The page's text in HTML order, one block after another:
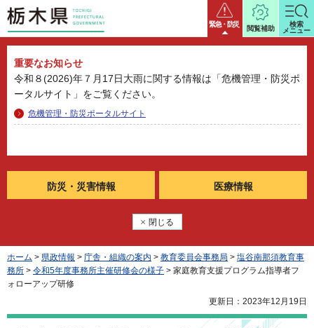
栃木県 緊急・防災
重要なお知らせ
令和８(2026)年７月17日大雨に関する情報は「危機管理・防災ポ
ータルサイト」をご覧ください。
危機管理・防災ポータルサイト
防災・ 災害情報 医療情報
閉じる
閲覧補助
検索
メニュー
ホーム > 県政情報 > 庁舎・組織の案内 > 教育委員会事務局 > 塩谷南那須教育事
務所 > 令和5年度事務所主催研修会の様子 > 家庭教育支援プログラム指導者フ
ォローアップ研修
更新日：2023年12月19日